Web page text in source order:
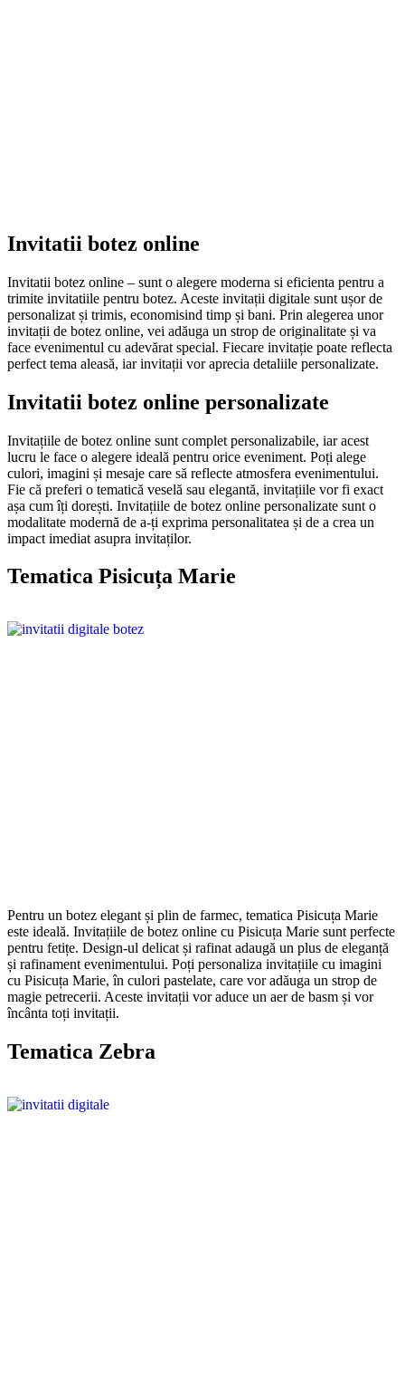
Invitatii botez online
Invitatii botez online – sunt o alegere moderna si eficienta pentru a
trimite invitatiile pentru botez. Aceste invitații digitale sunt ușor de
personalizat și trimis, economisind timp și bani. Prin alegerea unor
invitații de botez online, vei adăuga un strop de originalitate și va
face evenimentul cu adevărat special. Fiecare invitație poate reflecta
perfect tema aleasă, iar invitații vor aprecia detaliile personalizate.
Invitatii botez online personalizate
Invitațiile de botez online sunt complet personalizabile, iar acest
lucru le face o alegere ideală pentru orice eveniment. Poți alege
culori, imagini și mesaje care să reflecte atmosfera evenimentului.
Fie că preferi o tematică veselă sau elegantă, invitațiile vor fi exact
așa cum îți dorești. Invitațiile de botez online personalizate sunt o
modalitate modernă de a-ți exprima personalitatea și de a crea un
impact imediat asupra invitaților.
Tematica Pisicuța Marie
Pentru un botez elegant și plin de farmec, tematica Pisicuța Marie
este ideală. Invitațiile de botez online cu Pisicuța Marie sunt perfecte
pentru fetițe. Design-ul delicat și rafinat adaugă un plus de eleganță
și rafinament evenimentului. Poți personaliza invitațiile cu imagini
cu Pisicuța Marie, în culori pastelate, care vor adăuga un strop de
magie petrecerii. Aceste invitații vor aduce un aer de basm și vor
încânta toți invitații.
Tematica Zebra